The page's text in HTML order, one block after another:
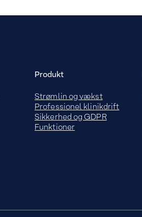
Produkt
Strømlin og vækst
Professionel klinikdrift
Sikkerhed og GDPR
Funktioner